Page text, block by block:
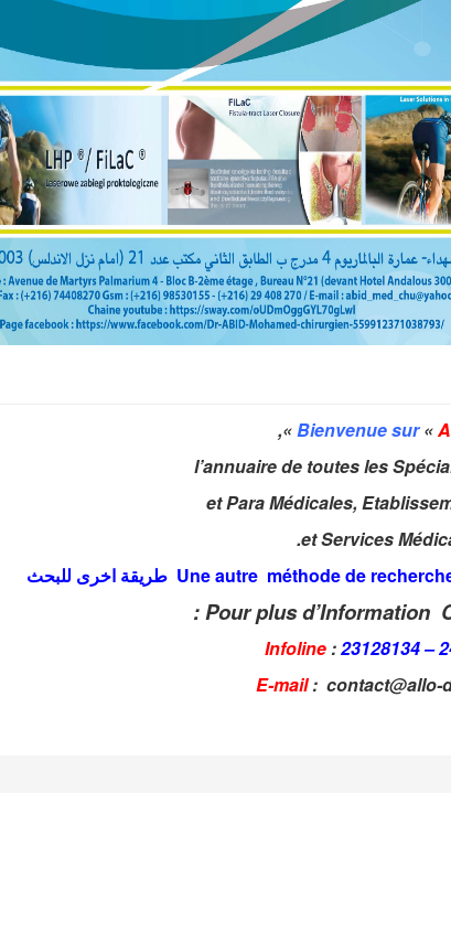
«
»,
طريقة اخرى للبحث
Pour plus d’Information
Infoline :23128134 –
E-mail: contact@allo-